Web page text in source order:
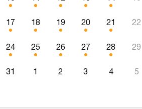
17 18 19 20 21 22
24 25 26 27 28 29
31 1 2 3 4 5